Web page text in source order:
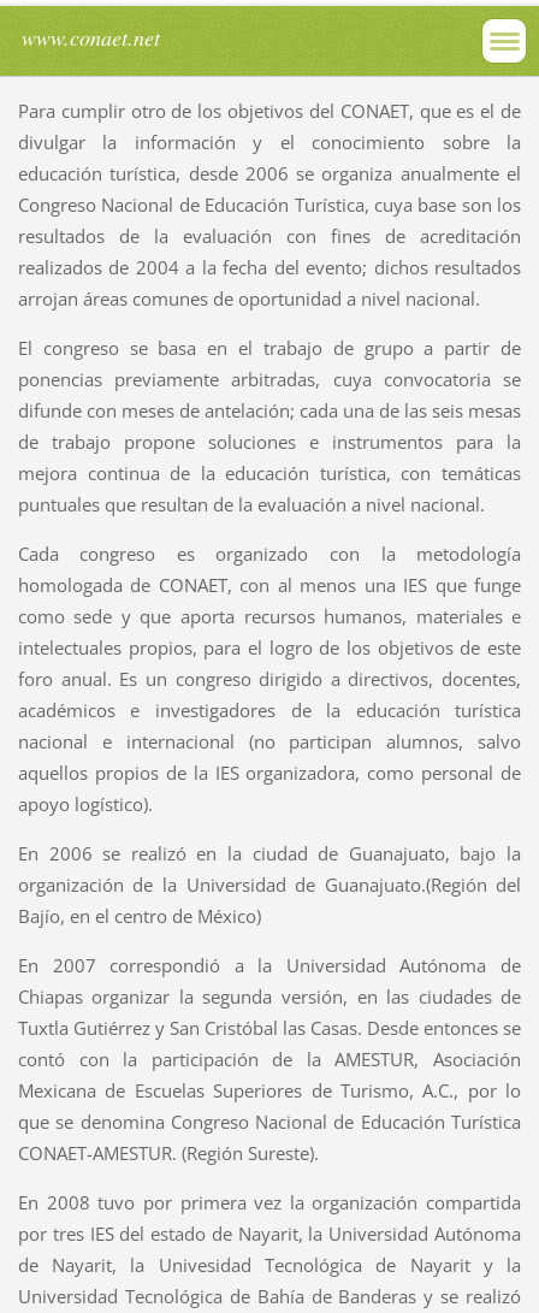
www.conaet.net
Para cumplir otro de los objetivos del CONAET, que es el de
divulgar la información y el conocimiento sobre la
educación turística, desde 2006 se organiza anualmente el
Congreso Nacional de Educación Turística, cuya base son los
resultados de la evaluación con fines de acreditación
realizados de 2004 a la fecha del evento; dichos resultados
arrojan áreas comunes de oportunidad a nivel nacional.
El congreso se basa en el trabajo de grupo a partir de
ponencias previamente arbitradas, cuya convocatoria se
difunde con meses de antelación; cada una de las seis mesas
de trabajo propone soluciones e instrumentos para la
mejora continua de la educación turística, con temáticas
puntuales que resultan de la evaluación a nivel nacional.
Cada congreso es organizado con la metodología
homologada de CONAET, con al menos una IES que funge
como sede y que aporta recursos humanos, materiales e
intelectuales propios, para el logro de los objetivos de este
foro anual. Es un congreso dirigido a directivos, docentes,
académicos e investigadores de la educación turística
nacional e internacional (no participan alumnos, salvo
aquellos propios de la IES organizadora, como personal de
apoyo logístico).
En 2006 se realizó en la ciudad de Guanajuato, bajo la
organización de la Universidad de Guanajuato.(Región del
Bajío, en el centro de México)
En 2007 correspondió a la Universidad Autónoma de
Chiapas organizar la segunda versión, en las ciudades de
Tuxtla Gutiérrez y San Cristóbal las Casas. Desde entonces se
contó con la participación de la AMESTUR, Asociación
Mexicana de Escuelas Superiores de Turismo, A.C., por lo
que se denomina Congreso Nacional de Educación Turística
CONAET-AMESTUR. (Región Sureste).
En 2008 tuvo por primera vez la organización compartida
por tres IES del estado de Nayarit, la Universidad Autónoma
de Nayarit, la Univesidad Tecnológica de Nayarit y la
Universidad Tecnológica de Bahía de Banderas y se realizó